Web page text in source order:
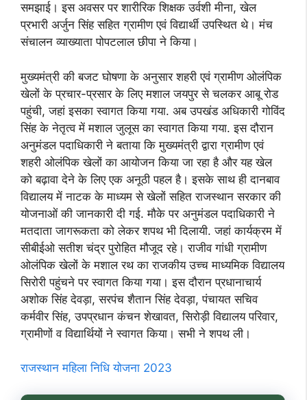
समझाई। इस अवसर पर शारीरिक शिक्षक उर्वशी मीना, खेल
प्रभारी अर्जुन सिंह सहित ग्रामीण एवं विद्यार्थी उपस्थित थे। मंच
संचालन व्याख्याता पोपटलाल छीपा ने किया।
मुख्यमंत्री की बजट घोषणा के अनुसार शहरी एवं ग्रामीण ओलंपिक
खेलों के प्रचार-प्रसार के लिए मशाल जयपुर से चलकर आबू रोड
पहुंची, जहां इसका स्वागत किया गया. अब उपखंड अधिकारी गोविंद
सिंह के नेतृत्व में मशाल जुलूस का स्वागत किया गया. इस दौरान
अनुमंडल पदाधिकारी ने बताया कि मुख्यमंत्री द्वारा ग्रामीण एवं
शहरी ओलंपिक खेलों का आयोजन किया जा रहा है और यह खेल
को बढ़ावा देने के लिए एक अनूठी पहल है। इसके साथ ही दानबाव
विद्यालय में नाटक के माध्यम से खेलों सहित राजस्थान सरकार की
योजनाओं की जानकारी दी गई. मौके पर अनुमंडल पदाधिकारी ने
मतदाता जागरूकता को लेकर शपथ भी दिलायी. जहां कार्यक्रम में
सीबीईओ सतीश चंद्र पुरोहित मौजूद रहे। राजीव गांधी ग्रामीण
ओलंपिक खेलों के मशाल रथ का राजकीय उच्च माध्यमिक विद्यालय
सिरोरी पहुंचने पर स्वागत किया गया। इस दौरान प्रधानाचार्य
अशोक सिंह देवड़ा, सरपंच शैतान सिंह देवड़ा, पंचायत सचिव
कर्मवीर सिंह, उपप्रधान कंचन शेखावत, सिरोड़ी विद्यालय परिवार,
ग्रामीणों व विद्यार्थियों ने स्वागत किया। सभी ने शपथ ली।
राजस्थान महिला निधि योजना 2023